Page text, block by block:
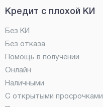
Кредит с плохой КИ
Без КИ
Без отказа
Помощь в получении
Онлайн
Наличными
С открытыми просрочками